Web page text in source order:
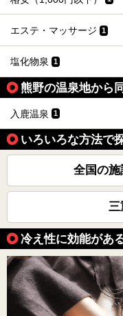
エステ・マッサージ 1
塩化物泉 1
熊野の温泉地から
入鹿温泉 1
いろいろな方法で
全国の
三
冷え性に効能があ